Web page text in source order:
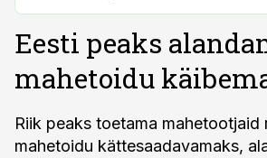
Eesti peaks
mahetoidu
Riik peaks toetama mahetootjaid
mahetoidu kättesaadavamaks,